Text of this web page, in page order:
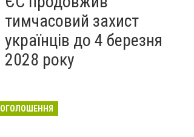
тимчасовий захист
українців до 4 березня
2028 року
ОГОЛОШЕННЯ